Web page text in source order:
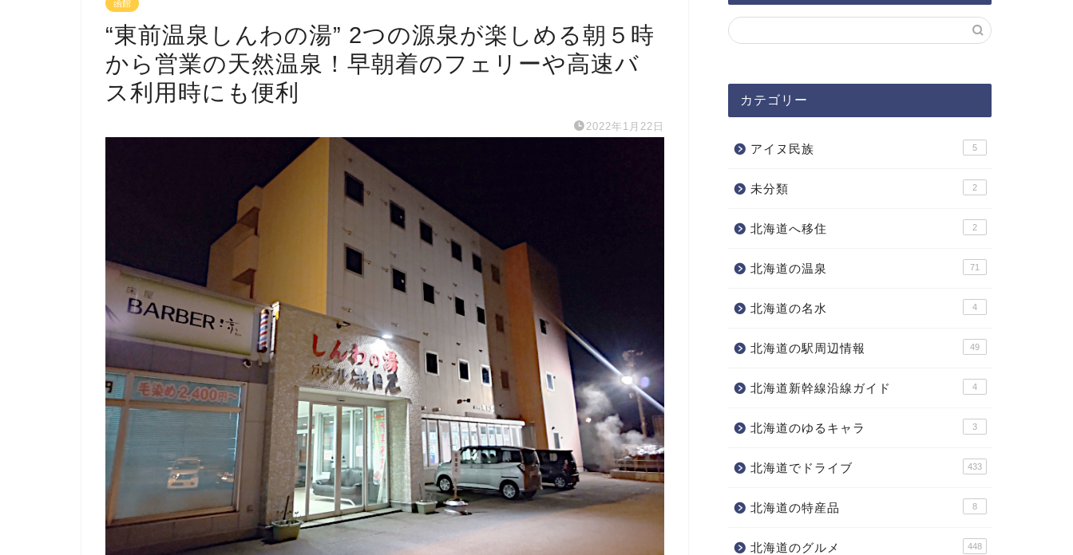
函館
“東前温泉しんわの湯” 2つの源泉が楽しめる朝５時
から営業の天然温泉！早朝着のフェリーや高速バ
ス利用時にも便利
2022年1月22日
カテゴリー
アイヌ民族 5
未分類 2
北海道へ移住 2
北海道の温泉 71
北海道の名水 4
北海道の駅周辺情報 49
北海道新幹線沿線ガイド 4
北海道のゆるキャラ 3
北海道でドライブ 433
北海道の特産品 8
北海道のグルメ 448